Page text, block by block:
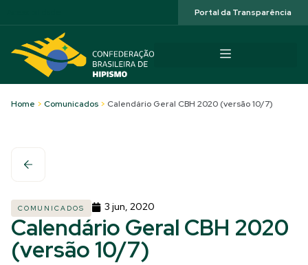
Portal da Transparência
Home > Comunicados > Calendário Geral CBH 2020 (versão 10/7)
COMUNICADOS 3 jun, 2020
Calendário Geral CBH 2020
(versão 10/7)